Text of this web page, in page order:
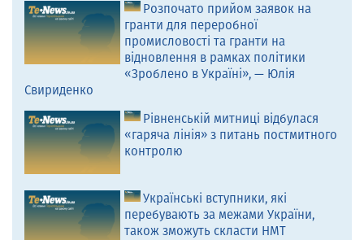
Розпочато прийом заявок на
гранти для переробної
промисловості та гранти на
відновлення в рамках політики
«Зроблено в Україні», — Юлія
Свириденко
Рівненській митниці відбулася
«гаряча лінія» з питань постмитного
контролю
Українські вступники, які
перебувають за межами України,
також зможуть скласти НМТ